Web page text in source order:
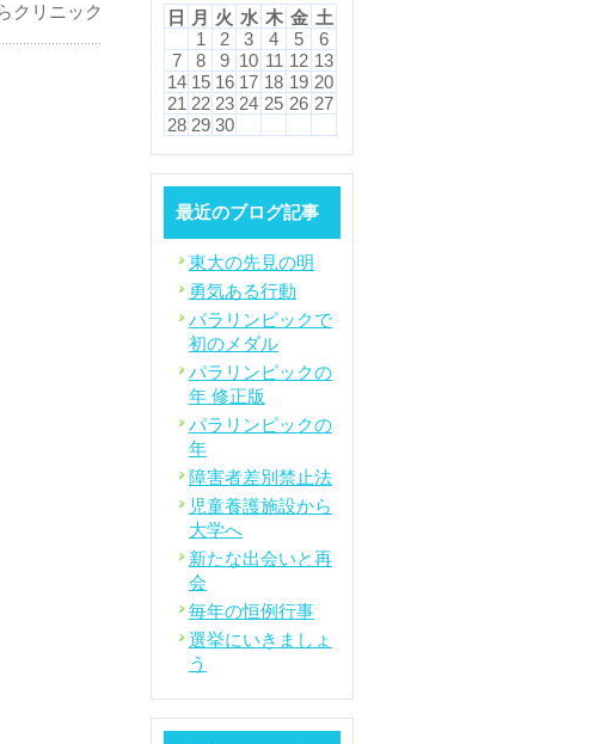
クリニック
日
月 火 水 木 金 土
1
2 3 4 5
6
7
8 9 10 11 12 13
14 15 16 17 18 19 20
21 22 23 24 25 26 27
28 29 30
最近のブログ記事
東大の先見の明
勇気ある行動
パラリンピックで
初のメダル
パラリンピックの
年 修正版
パラリンピックの
年
障害者差別禁止法
児童養護施設から
大学へ
新たな出会いと再
会
毎年の恒例行事
選挙にいきましょ
う